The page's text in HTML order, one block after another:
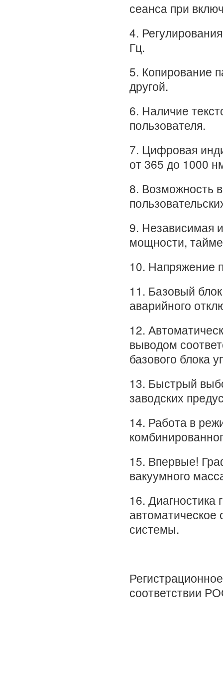
сеанса при
4.
Гц.
5. Копирование
другой.
6. Наличие
пользователя.
7. Цифровая
от 365 до 1000
8. Возможность
9. Независимая
мощности,
10. Напряжение
11. Базовый
аварийного
12.
выводом
базового блока
13. Быстрый
заводских
14. Работа в
15. Впервые!
вакуумного
16. Диагностика
автоматическое
системы.
соответствии